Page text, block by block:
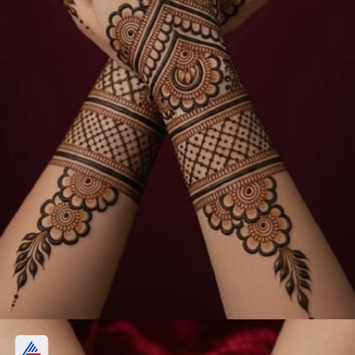
फुल हँड मेहंदी डिझाइन